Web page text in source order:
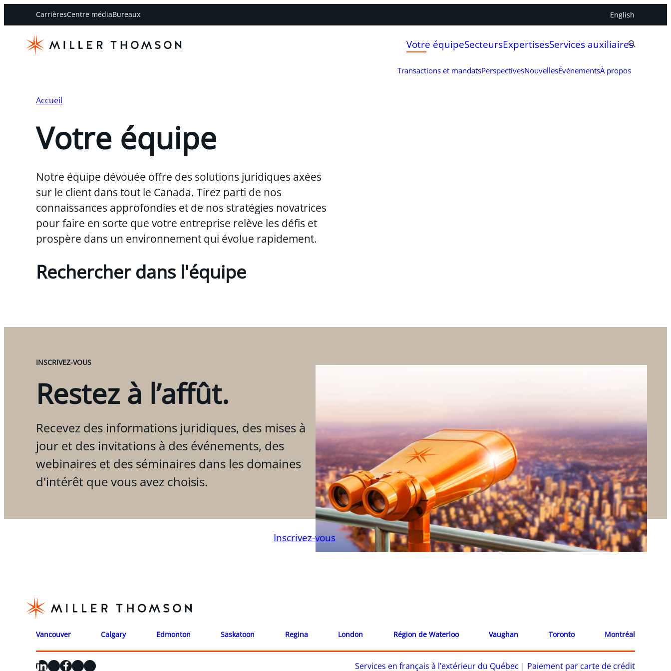
CarrièresCentre médiaBureaux English
Votre équipeSecteursExpertisesServices auxiliaires
Transactions et mandatsPerspectivesNouvellesÉvénementsÀ propos
Accueil
Votre équipe
Notre équipe dévouée offre des solutions juridiques axées
sur le client dans tout le Canada. Tirez parti de nos
connaissances approfondies et de nos stratégies novatrices
pour faire en sorte que votre entreprise relève les défis et
prospère dans un environnement qui évolue rapidement.
Rechercher dans l'équipe
INSCRIVEZ-VOUS
Restez à l’affût.
Recevez des informations juridiques, des mises à
jour et des invitations à des événements, des
webinaires et des séminaires dans les domaines
d'intérêt que vous avez choisis.
Inscrivez-vous
Vancouver Calgary Edmonton Saskatoon Regina London Région de Waterloo Vaughan Toronto Montréal
LinkedIn
X Facebook
Instagram
YouTube Services en français à l’extérieur du Québec | Paiement par carte de crédit